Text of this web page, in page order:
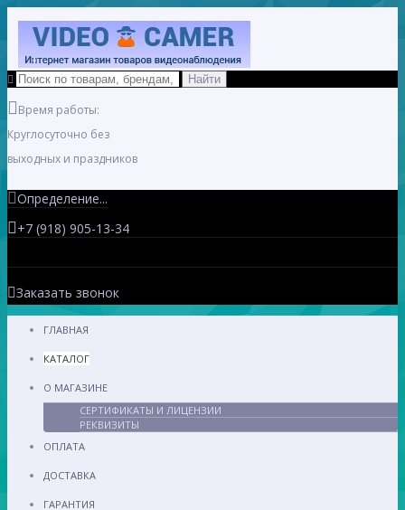
Время работы:
Круглосуточно без
выходных и праздников
Определение...
+7 (918) 905-13-34
Заказать звонок
ГЛАВНАЯ
КАТАЛОГ
О МАГАЗИНЕ
СЕРТИФИКАТЫ И ЛИЦЕНЗИИ
РЕКВИЗИТЫ
ОПЛАТА
ДОСТАВКА
ГАРАНТИЯ